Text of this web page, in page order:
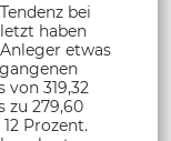
bei
haben
etwas
319,32
zu 279,60
Prozent.